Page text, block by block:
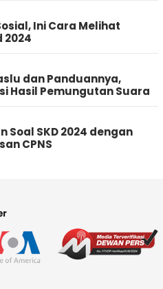
Ini Cara Melihat
2024
dan Panduannya,
Hasil Pemungutan Suara
Soal SKD 2024 dengan
CPNS